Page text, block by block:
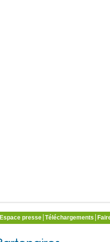
Espace presse Téléchargements